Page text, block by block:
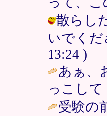
散らし
いでくだ
13:24 )
あぁ、
っこし
受験の